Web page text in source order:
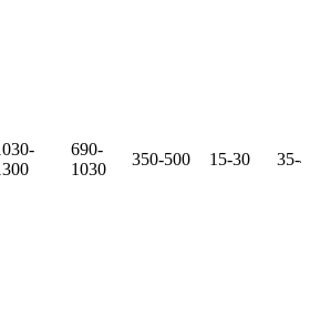
690-
1030
350-500 15-30 35-